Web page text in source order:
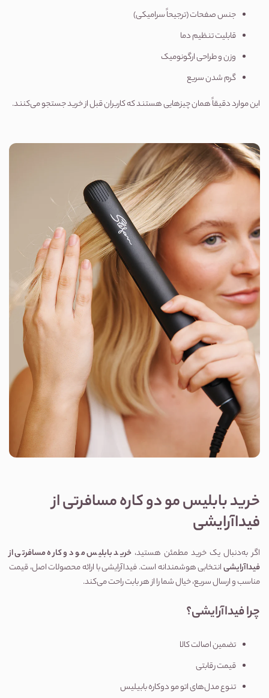
جنس صفحات (ترجیحاً سرامیکی)
قابلیت تنظیم دما
وزن و طراحی ارگونومیک
گرم شدن سریع
این موارد دقیقاً همان چیزهایی هستند که کاربران قبل از خرید جستجو می‌کنند.
خرید بابلیس مو دو کاره مسافرتی از
فیداآرایشی
اگر به‌دنبال یک خرید مطمئن هستید،
خرید بابلیس مو دو کاره مسافرتی از
فیداآرایشی
مناسب و ارسال سریع، خیال شما را از هر بابت راحت می‌کند.
چرا فیداآرایشی؟
تضمین اصالت کالا
قیمت رقابتی
تنوع مدل‌های اتو مو دوکاره بابیلیس